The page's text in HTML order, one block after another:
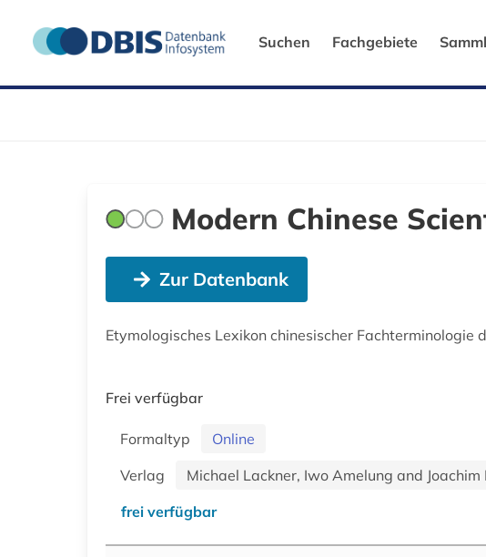
Suchen Fachgebiete
Modern Chinese
Zur Datenbank
Etymologisches Lexikon chinesischer Fachterminologie
Frei verfügbar
Formaltyp
Online
Verlag
Michael Lackner, Iwo Amelung and Joachim
frei verfügbar